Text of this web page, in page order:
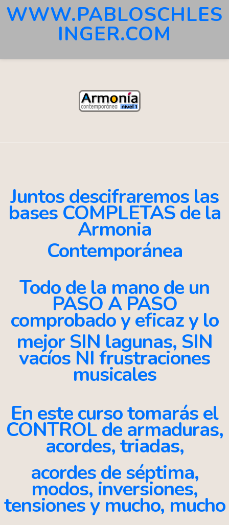
WWW.PABLOSCHLES
INGER.COM
Juntos descifraremos las
bases COMPLETAS de la
Armonia
Contemporánea
Todo de la mano de un
PASO A PASO
comprobado y eficaz y lo
mejorSIN lagunas, SIN
vacíos NI frustraciones
musicales
En este curso tomarás el
CONTROL de armaduras,
acordes, triadas,
acordes deséptima,
modos, inversiones,
tensiones y mucho, mucho